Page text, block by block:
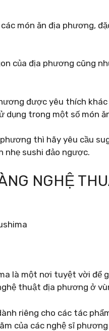
món ăn địa phương,
của địa phương cũng
được yêu thích
trong một số món
thì hãy yêu cầu
nhẹ sushi đảo ngược.
NGHỆ
là một nơi tuyệt vời để
thuật địa phương ở
riêng cho các tác
của các nghệ sĩ